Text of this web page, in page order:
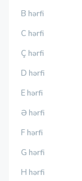
B hərfi
C hərfi
Ç hərfi
D hərfi
E hərfi
Ə hərfi
F hərfi
G hərfi
H hərfi